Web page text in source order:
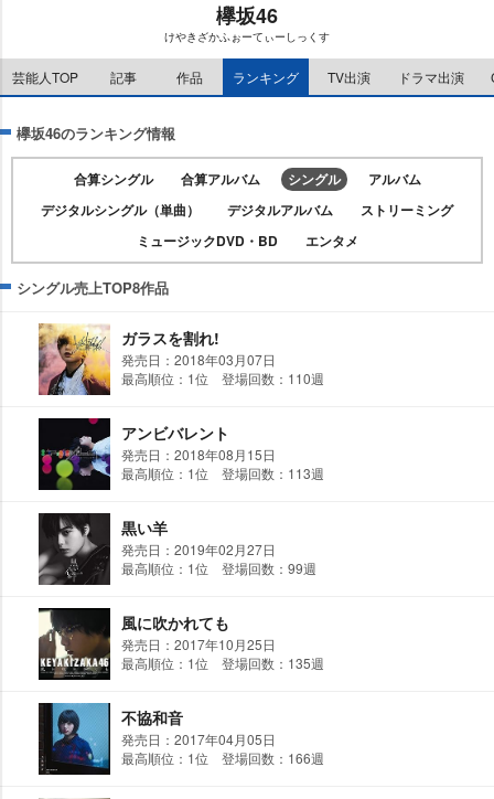
欅坂46
けやきざかふぉーてぃーしっくす
芸能人TOP 記事 作品 ランキング TV出演 ドラマ出演
欅坂46のランキング情報
合算シングル 合算アルバム シングル
アルバム
デジタルシングル（単曲）
デジタルアルバム
ストリーミング
ミュージックDVD・BD
エンタメ
シングル売上TOP8作品
ガラスを割れ!
発売日：2018年03月07日
最高順位：1位 登場回数：110週
アンビバレント
発売日：2018年08月15日
最高順位：1位 登場回数：113週
黒い羊
発売日：2019年02月27日
最高順位：1位 登場回数：99週
風に吹かれても
発売日：2017年10月25日
最高順位：1位 登場回数：135週
不協和音
発売日：2017年04月05日
最高順位：1位 登場回数：166週